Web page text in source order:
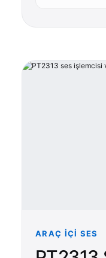
ARAÇ İÇI SES